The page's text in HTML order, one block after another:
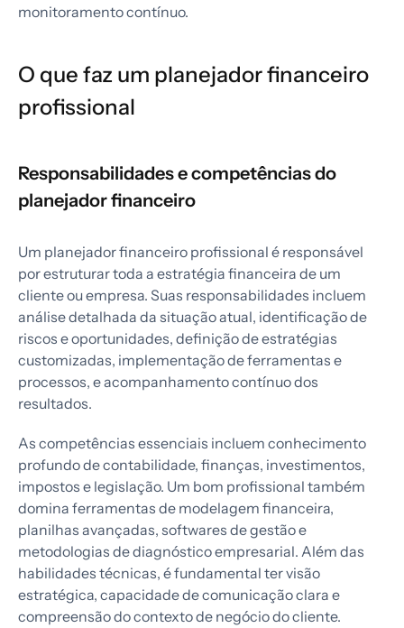
monitoramento contínuo.
O que faz um planejador financeiro
profissional
Responsabilidades e competências do
planejador financeiro
Um planejador financeiro profissional é responsável
por estruturar toda a estratégia financeira de um
cliente ou empresa. Suas responsabilidades incluem
análise detalhada da situação atual, identificação de
riscos e oportunidades, definição de estratégias
customizadas, implementação de ferramentas e
processos, e acompanhamento contínuo dos
resultados.
As competências essenciais incluem conhecimento
profundo de contabilidade, finanças, investimentos,
impostos e legislação. Um bom profissional também
domina ferramentas de modelagem financeira,
planilhas avançadas, softwares de gestão e
metodologias de diagnóstico empresarial. Além das
habilidades técnicas, é fundamental ter visão
estratégica, capacidade de comunicação clara e
compreensão do contexto de negócio do cliente.